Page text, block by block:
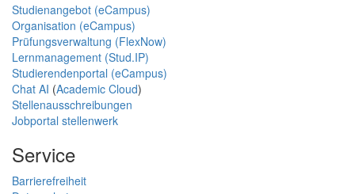
Studienangebot (eCampus)
Organisation (eCampus)
Prüfungsverwaltung (FlexNow)
Lernmanagement (Stud.IP)
Studierendenportal (eCampus)
Chat AI (Academic Cloud)
Stellenausschreibungen
Jobportal stellenwerk
Service
Barrierefreiheit